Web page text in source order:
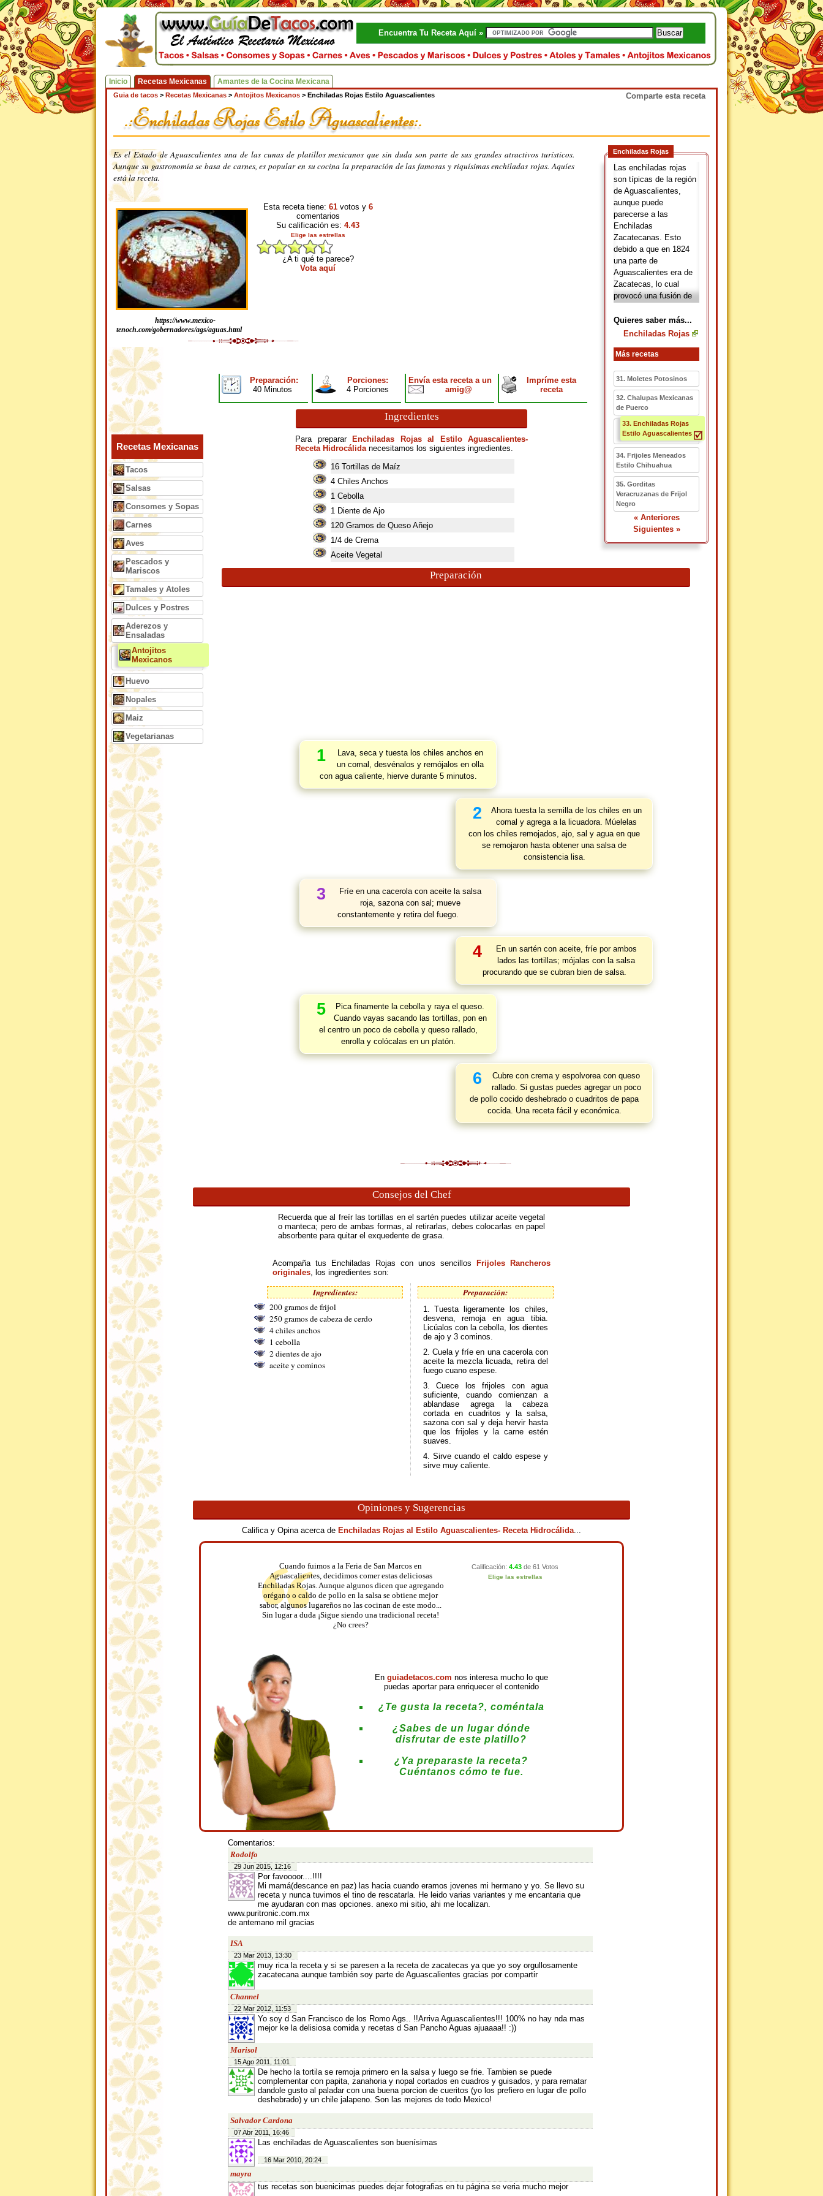
Encuentra Tu Receta Aquí »
Inicio Recetas Mexicanas Amantes de la Cocina Mexicana
Guia de tacos > Recetas Mexicanas > Antojitos Mexicanos > Enchiladas Rojas Estilo Aguascalientes
Es el Estado de Aguascalientes una de las cunas de platillos mexicanos que sin duda son parte de sus grandes atractivos turísticos.
Aunque su gastronomía se basa de carnes, es popular en su cocina la preparación de las famosas y riquísimas enchiladas rojas. Aquíes
está la receta.
https://www.mexico-
tenoch.com/gobernadores/ags/aguas.html
Esta receta tiene: 61votos y 6
comentarios
Su calificación es: 4.43
Elige las estrellas
¿A ti qué te parece?
Vota aquí
Enchiladas Rojas
Las enchiladas rojas
son típicas de la región
de Aguascalientes,
aunque puede
parecerse a las
Enchiladas
Zacatecanas. Esto
debido a que en 1824
una parte de
Aguascalientes era de
Zacatecas, lo cual
provocó una fusión de
culinarias.
Quieres saber más...
Enchiladas Rojas
Más recetas
31. Moletes Potosinos
32. Chalupas Mexicanas
de Puerco
33. Enchiladas Rojas
Estilo Aguascalientes
34. Frijoles Meneados
Estilo Chihuahua
35. Gorditas
Veracruzanas de Frijol
Negro
« Anteriores
Siguientes »
Preparación:
40 Minutos
Porciones:
4 Porciones
Envía esta receta a un
amig@
Impríme esta
receta
Ingredientes
Para preparar
Enchiladas Rojas al Estilo Aguascalientes-
Receta Hidrocálidanecesitamos los siguientes ingredientes.
16 Tortillas de Maíz
4 Chiles Anchos
1 Cebolla
1 Diente de Ajo
120 Gramos de Queso Añejo
1/4 de Crema
Aceite Vegetal
Preparación
1
Lava, seca y tuesta los chiles anchos en
un comal, desvénalos y remójalos en olla
con agua caliente, hierve durante 5 minutos.
2
Ahora tuesta la semilla de los chiles en un
comal y agrega a la licuadora. Múelelas
con los chiles remojados, ajo, sal y agua en que
se remojaron hasta obtener una salsa de
consistencia lisa.
3
Fríe en una cacerola con aceite la salsa
roja, sazona con sal; mueve
constantemente y retira del fuego.
4
En un sartén con aceite, fríe por ambos
lados las tortillas; mójalas con la salsa
procurando que se cubran bien de salsa.
5
Pica finamente la cebolla y raya el queso.
Cuando vayas sacando las tortillas, pon en
el centro un poco de cebolla y queso rallado,
enrolla y colócalas en un platón.
6
Cubre con crema y espolvorea con queso
rallado. Si gustas puedes agregar un poco
de pollo cocido deshebrado o cuadritos de papa
cocida. Una receta fácil y económica.
Recetas Mexicanas
Tacos
Salsas
Consomes y Sopas
Carnes
Aves
Pescados y
Mariscos
Tamales y Atoles
Dulces y Postres
Aderezos y
Ensaladas
Antojitos
Mexicanos
Huevo
Nopales
Maiz
Vegetarianas
Consejos del Chef
Recuerda que al freír las tortillas en el sartén puedes utilizar aceite vegetal
o manteca; pero de ambas formas, al retirarlas, debes colocarlas en papel
absorbente para quitar el exquedente de grasa.
Acompaña tus Enchiladas Rojas con unos sencillos
Frijoles Rancheros
originales, los ingredientes son:
Ingredientes:
200 gramos de frijol
250 gramos de cabeza de cerdo
4 chiles anchos
1 cebolla
2 dientes de ajo
aceite y cominos
Preparación:
1. Tuesta ligeramente los chiles,
desvena, remoja en agua tibia.
Licúalos con la cebolla, los dientes
de ajo y 3 cominos.
2. Cuela y fríe en una cacerola con
aceite la mezcla licuada, retira del
fuego cuano espese.
3. Cuece los frijoles con agua
suficiente, cuando comienzan a
ablandase agrega la cabeza
cortada en cuadritos y la salsa,
sazona con sal y deja hervir hasta
que los frijoles y la carne estén
suaves.
4. Sirve cuando el caldo espese y
sirve muy caliente.
Opiniones y Sugerencias
Califica y Opina acerca de Enchiladas Rojas al Estilo Aguascalientes- Receta Hidrocálida...
Cuando fuimos a la Feria de San Marcos en
Aguascalientes, decidimos comer estas deliciosas
Enchiladas Rojas. Aunque algunos dicen que agregando
orégano o caldo de pollo en la salsa se obtiene mejor
sabor, algunos lugareños no las cocinan de este modo...
Sin lugar a duda ¡Sigue siendo una tradicional receta!
¿No crees?
En guiadetacos.com nos interesa mucho lo que
puedas aportar para enriquecer el contenido
¿Te gusta la receta?, coméntala
¿Sabes de un lugar dónde
disfrutar de este platillo?
¿Ya preparaste la receta?
Cuéntanos cómo te fue.
Comentarios:
Rodolfo
29 Jun 2015, 12:16
Por favoooor....!!!!
Mi mamá(descance en paz) las hacia cuando eramos jovenes mi hermano y yo. Se llevo su
receta y nunca tuvimos el tino de rescatarla. He leido varias variantes y me encantaria que
me ayudaran con mas opciones. anexo mi sitio, ahi me localizan.
www.puritronic.com.mx
de antemano mil gracias
ISA
23 Mar 2013, 13:30
muy rica la receta y si se paresen a la receta de zacatecas ya que yo soy orgullosamente
zacatecana aunque también soy parte de Aguascalientes gracias por compartir
Channel
22 Mar 2012, 11:53
Yo soy d San Francisco de los Romo Ags.. !!Arriva Aguascalientes!!! 100% no hay nda mas
mejor ke la delisiosa comida y recetas d San Pancho Aguas ajuaaaa!! :))
Marisol
15 Ago 2011, 11:01
De hecho la tortila se remoja primero en la salsa y luego se frie. Tambien se puede
complementar con papita, zanahoria y nopal cortados en cuadros y guisados, y para rematar
dandole gusto al paladar con una buena porcion de cueritos (yo los prefiero en lugar dle pollo
deshebrado) y un chile jalapeno. Son las mejores de todo Mexico!
Salvador Cardona
07 Abr 2011, 16:46
Las enchiladas de Aguascalientes son buenísimas
mayra
16 Mar 2010, 20:24
tus recetas son buenicimas puedes dejar fotografias en tu página se veria mucho mejor
Comparte esta receta